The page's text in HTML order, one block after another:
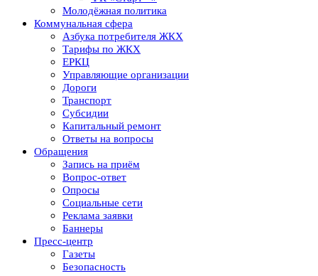
Молодёжная политика
Коммунальная сфера
Азбука потребителя ЖКХ
Тарифы по ЖКХ
ЕРКЦ
Управляющие организации
Дороги
Транспорт
Субсидии
Капитальный ремонт
Ответы на вопросы
Обращения
Запись на приём
Вопрос-ответ
Опросы
Социальные сети
Реклама заявки
Баннеры
Пресс-центр
Газеты
Безопасность